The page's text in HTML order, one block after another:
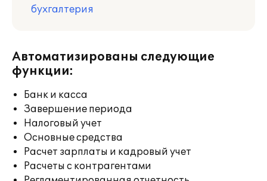
бухгалтерия
Автоматизированы следующие
функции:
Банк и касса
Завершение периода
Налоговый учет
Основные средства
Расчет зарплаты и кадровый учет
Расчеты с контрагентами